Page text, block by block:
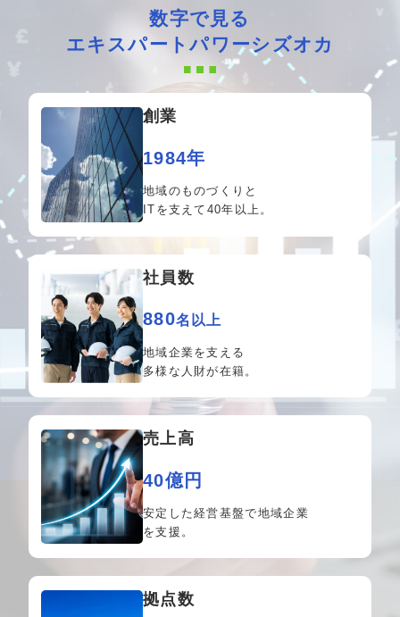
数字で見る
エキスパートパワーシズオカ
創業
1984年
地域のものづくりと
ITを支えて40年以上。
社員数
880名以上
地域企業を支える
多様な人財が在籍。
売上高
40億円
安定した経営基盤で地域企業
を支援。
拠点数